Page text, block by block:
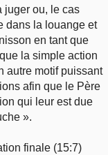
juger ou, le cas
dans la louange et
en tant que
la simple action
autre motif puissant
afin que le Père
qui leur est due
».
finale (15:7)